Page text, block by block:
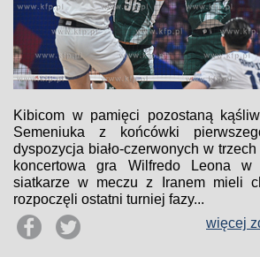
Kibicom w pamięci pozostaną
Semeniuka z końcówki
dyspozycja biało-czerwonych w
koncertowa gra Wilfredo Leona w
siatkarze w meczu z Iranem mieli
rozpoczęli ostatni turniej fazy...
więcej